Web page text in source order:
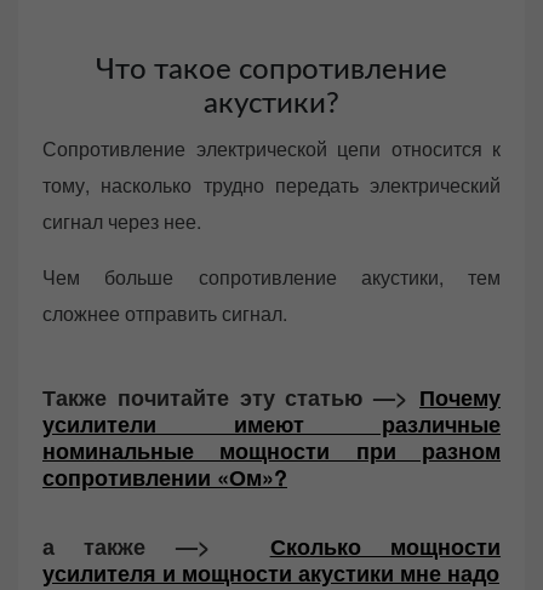
Что такое сопротивление
акустики?
Сопротивление электрической цепи относится к
тому, насколько трудно передать электрический
сигнал через нее.
Чем больше сопротивление акустики, тем
сложнее отправить сигнал.
Также почитайте эту статью —> Почему
усилители имеют различные
номинальные мощности при разном
сопротивлении «Ом»?
а также —> Сколько мощности
усилителя и мощности акустики мне надо